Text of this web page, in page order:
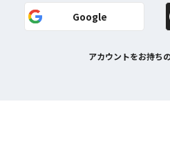
Google
アカウントをお持ちの